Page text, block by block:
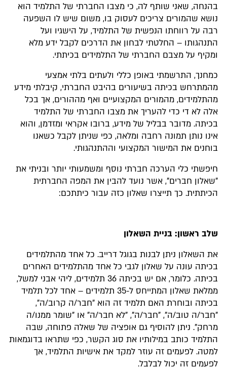
בהנחה, שאני שותף לה, כי מצבו החברתי של התלמיד הוא
נושא שהמורים צריכים לעסוק בו, משום שיש לו השפעה
רבה על רווחתו הנפשית של התלמיד, על הישגיו ועל
התנהגותו – החלטתי לבחון את הדרכים לקבל ידע מלא
ומקיף על מצבם החברתי של התלמידים בכיתתי.
כמחנך, התרשמתי באופן כללי ולעתים בלתי אמצעי
מהמתרחש בכיתה בשיעורים בהיבט החברתי, קיבלתי מידע
מהתלמידים, מהמורים המקצועיים ואף מההורים, אך בכל
אלה לא די כדי להעריך את מצבו החברתי של התלמיד
בכיתה. מדובר בבליל של מידע, ברובו אקראי ומזדמן, והוא
אינו נותן תמונה רחבה ומלאה, כפי שניתן לקבל כשאנו
בוחנים את המישור המקצועי וההתנהגותי.
חיפשתי כלי הערכה חברתי נוסף ומשמעותי יותר ובניתי את
"שאלון חברים", אשר נועד להבין את המפה החברתית
הכיתתית. כך תייצרו שאלון כזה עבור כיתתכם:
שלב ראשון: בניית השאלון
את השאלון ניתן לבנות בגוגל דרייב. כל אחד מהתלמידים
בכיתה עונה על שאלון לגבי כל אחד מהתלמידים האחרים
בכיתה. כלומר, אם יש בכיתה 36 תלמידים, ליהי אבני למשל,
ממלאת שאלון המתייחס ל-35 תלמידים – אחד לכל תלמיד
בכיתה ובוחרת האם תלמיד זה הוא "חבר/ה קרוב/ה",
"חבר/ה טוב/ה", "חבר/ה", "לא חבר/ה" או "שומר ממנו/ה
מרחק". ניתן להוסיף גם אופציה של שאלה פתוחה, שבה
התלמיד כותב במילותיו את סוג הקשר, כפי שתראו בדוגמאות
למטה. לפעמים זה עוזר למקד את אישיות התלמיד, אך
לפעמים זה יכול לבלבל.